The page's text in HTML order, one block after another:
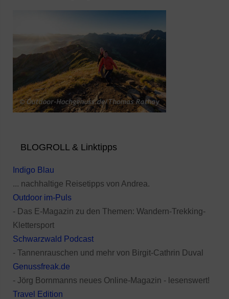
BLOGROLL & Linktipps
Indigo Blau
... nachhaltige Reisetipps von Andrea.
Outdoor im-Puls
- Das E-Magazin zu den Themen: Wandern-Trekking-
Klettersport
Schwarzwald Podcast
- Tannenrauschen und mehr von Birgit-Cathrin Duval
Genussfreak.de
- Jörg Bornmanns neues Online-Magazin - lesenswert!
Travel Edition